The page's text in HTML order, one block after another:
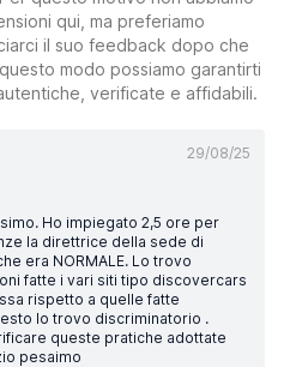
qui, ma preferiamo
il suo feedback dopo che
modo possiamo garantirti
verificate e affidabili.
29/08/25
Ho impiegato 2,5 ore per
la direttrice della sede di
era NORMALE. Lo trovo
fatte i vari siti tipo discovercars
rispetto a quelle fatte
lo trovo discriminatorio .
queste pratiche adottate
pesaimo